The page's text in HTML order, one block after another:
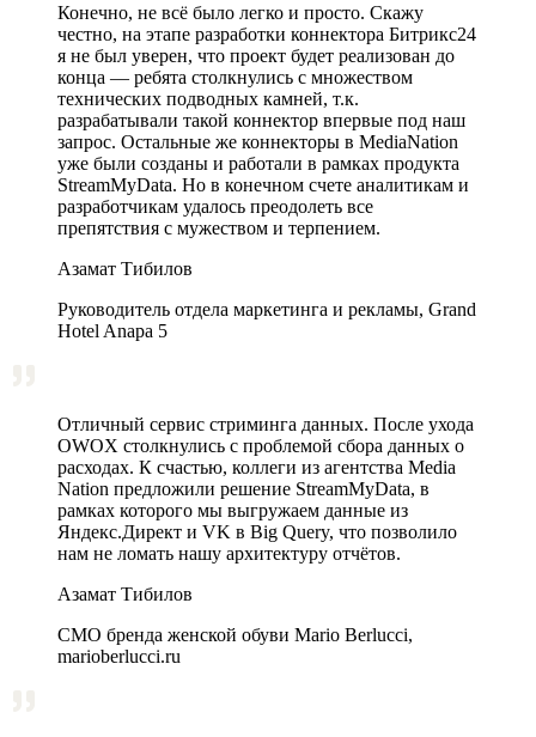
Конечно, не всё было легко и просто. Скажу
честно, на этапе разработки коннектора Битрикс24
я не был уверен, что проект будет реализован до
конца — ребята столкнулись с множеством
технических подводных камней, т.к.
разрабатывали такой коннектор впервые под наш
запрос. Остальные же коннекторы в MediaNation
уже были созданы и работали в рамках продукта
StreamMyData. Но в конечном счете аналитикам и
разработчикам удалось преодолеть все
препятствия с мужеством и терпением.
Азамат Тибилов
Руководитель отдела маркетинга и рекламы, Grand
Hotel Anapa 5
Отличный сервис стриминга данных. После ухода
OWOX столкнулись с проблемой сбора данных о
расходах. К счастью, коллеги из агентства Media
Nation предложили решение StreamMyData, в
рамках которого мы выгружаем данные из
Яндекс.Директ и VK в Big Query, что позволило
нам не ломать нашу архитектуру отчётов.
Азамат Тибилов
CMO бренда женской обуви Mario Berlucci,
marioberlucci.ru